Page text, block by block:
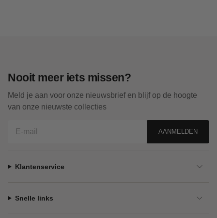
Nooit meer iets missen?
Meld je aan voor onze nieuwsbrief en blijf op de hoogte
van onze nieuwste collecties
AANMELDEN
Klantenservice
Snelle links